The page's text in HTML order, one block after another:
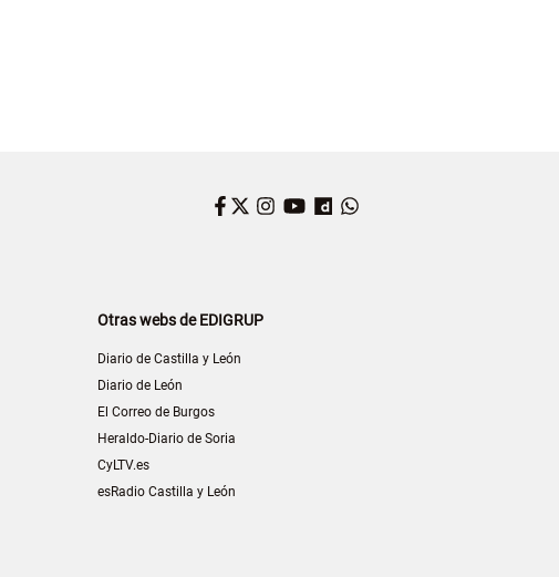
Facebook
Twitter
Instagram
YouTube
Dailymotion
Otras webs de EDIGRUP
Diario de Castilla y León
Diario de León
El Correo de Burgos
Heraldo-Diario de Soria
CyLTV.es
esRadio Castilla y León